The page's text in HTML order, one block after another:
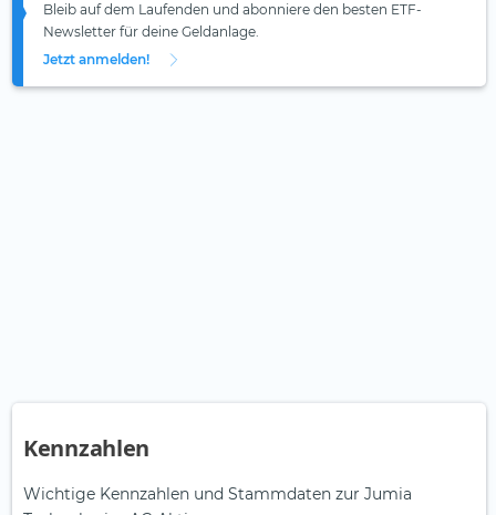
Bleib auf dem Laufenden und abonniere den besten ETF-
Newsletter für deine Geldanlage.
Jetzt anmelden!
Kennzahlen
Wichtige Kennzahlen und Stammdaten zur Jumia